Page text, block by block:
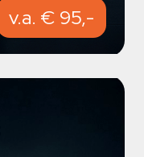
v.a. € 95,-